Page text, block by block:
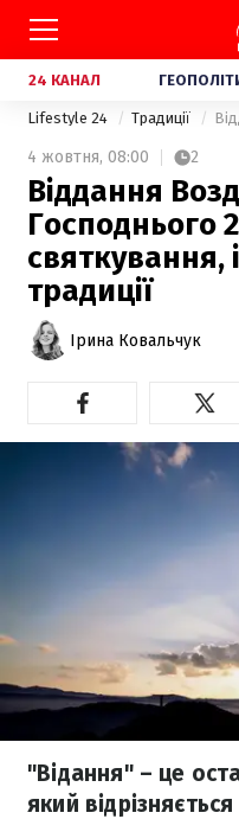
24 КАНАЛ
Lifestyle 24 Традиції
4 жовтня, 08:00 2
Віддання
Господнього
святкування,
традиції
Ірина Ковальчук
"Відання" – це
який